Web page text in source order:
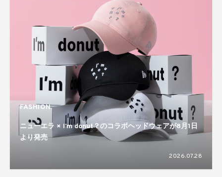
FASHION
ニューエラ × I’m donut？のコラボヘッドウェアが8月1日
より発売
2026.07.28